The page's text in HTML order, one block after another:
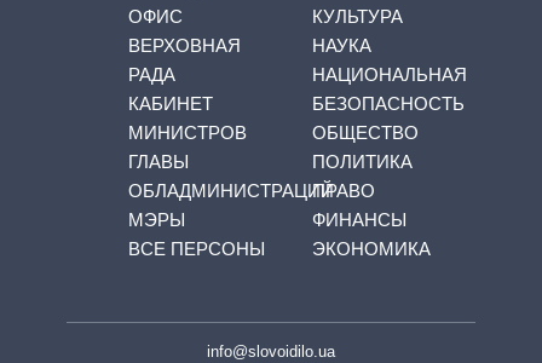
ОФИС
ВЕРХОВНАЯ
РАДА
КАБИНЕТ
МИНИСТРОВ
ГЛАВЫ
ОБЛАДМИНИСТРАЦИЙ
МЭРЫ
ВСЕ ПЕРСОНЫ
КУЛЬТУРА
НАУКА
НАЦИОНАЛЬНАЯ
БЕЗОПАСНОСТЬ
ОБЩЕСТВО
ПОЛИТИКА
ПРАВО
ФИНАНСЫ
ЭКОНОМИКА
info@slovoidilo.ua